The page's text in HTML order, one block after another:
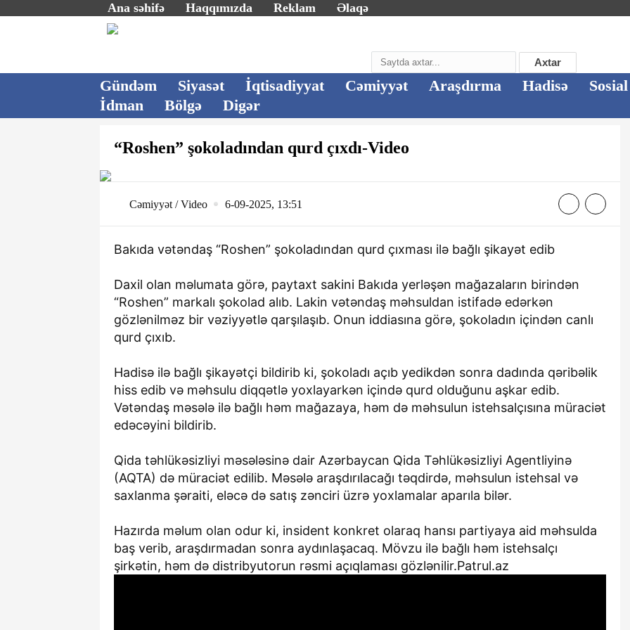
Ana səhifə Haqqımızda Reklam Əlaqə
Axtar
Gündəm Siyasət İqtisadiyyat Cəmiyyət Araşdırma Hadisə Sosial
İdman
Bölgə Digər
“Roshen” şokoladından qurd çıxdı-Video
Cəmiyyət / Video 6-09-2025, 13:51
Bakıda vətəndaş “Roshen” şokoladından qurd çıxması ilə bağlı şikayət edib
Daxil olan məlumata görə, paytaxt sakini Bakıda yerləşən mağazaların birindən
“Roshen” markalı şokolad alıb. Lakin vətəndaş məhsuldan istifadə edərkən
gözlənilməz bir vəziyyətlə qarşılaşıb. Onun iddiasına görə, şokoladın içindən canlı
qurd çıxıb.
Hadisə ilə bağlı şikayətçi bildirib ki, şokoladı açıb yedikdən sonra dadında qəribəlik
hiss edib və məhsulu diqqətlə yoxlayarkən içində qurd olduğunu aşkar edib.
Vətəndaş məsələ ilə bağlı həm mağazaya, həm də məhsulun istehsalçısına müraciət
edəcəyini bildirib.
Qida təhlükəsizliyi məsələsinə dair Azərbaycan Qida Təhlükəsizliyi Agentliyinə
(AQTA) də müraciət edilib. Məsələ araşdırılacağı təqdirdə, məhsulun istehsal və
saxlanma şəraiti, eləcə də satış zənciri üzrə yoxlamalar aparıla bilər.
Hazırda məlum olan odur ki, insident konkret olaraq hansı partiyaya aid məhsulda
baş verib, araşdırmadan sonra aydınlaşacaq. Mövzu ilə bağlı həm istehsalçı
şirkətin, həm də distribyutorun rəsmi açıqlaması gözlənilir.Patrul.az